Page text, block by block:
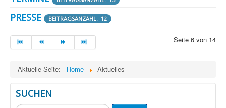
PRESSE BEITRAGSANZAHL: 12
Seite 6 von 14
Aktuelle Seite: Home Aktuelles
SUCHEN